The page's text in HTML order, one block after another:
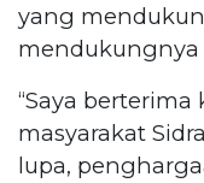
yang
mendukungnya
“Saya
masyarakat
lupa,